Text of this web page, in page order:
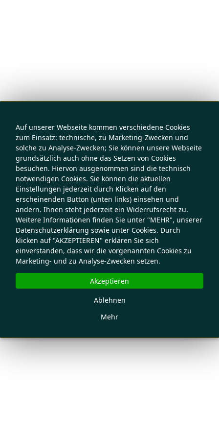
Auf unserer Webseite kommen verschiedene Cookies
zum Einsatz: technische, zu Marketing-Zwecken und
solche zu Analyse-Zwecken; Sie können unsere Webseite
grundsätzlich auch ohne das Setzen von Cookies
besuchen. Hiervon ausgenommen sind die technisch
notwendigen Cookies. Sie können die aktuellen
Einstellungen jederzeit durch Klicken auf den
erscheinenden Button (unten links) einsehen und
ändern. Ihnen steht jederzeit ein Widerrufsrecht zu.
Weitere Informationen finden Sie unter "MEHR", unserer
Datenschutzerklärung sowie unter Cookies. Durch
klicken auf "AKZEPTIEREN" erklären Sie sich
einverstanden, dass wir die vorgenannten Cookies zu
Marketing- und zu Analyse-Zwecken setzen.
Mehr
Ablehnen
Akzeptieren